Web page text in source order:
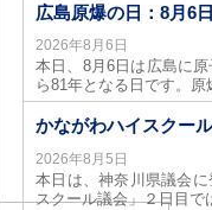
広島原爆の日：8月6日
2026年8月6日
本日、8月6日は広島に
ら81年となる日です。
かながわハイスクー
2026年8月5日
本日は、神奈川県議会
スクール議会」２日目